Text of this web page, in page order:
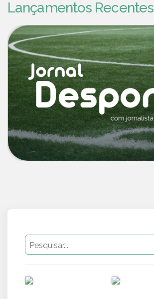
Lançamentos Recentes